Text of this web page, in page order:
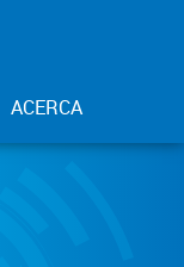
ACERCA